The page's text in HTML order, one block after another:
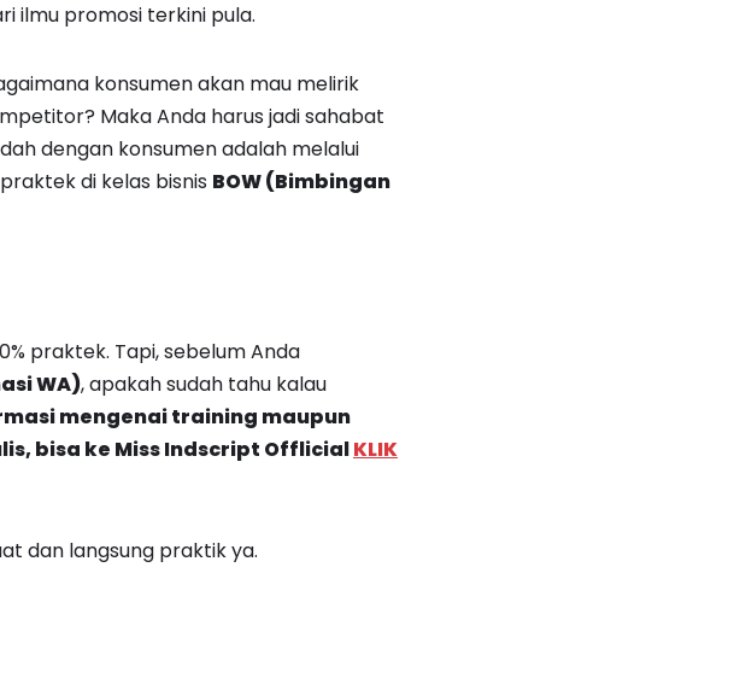
ilmu promosi terkini pula.
konsumen akan mau melirik
Maka Anda harus jadi sahabat
dengan konsumen adalah melalui
di kelas bisnis BOW (Bimbingan
praktek. Tapi, sebelum Anda
WA), apakah sudah tahu kalau
mengenai training maupun
bisa ke Miss Indscript OfflicialKLIK
dan langsung praktik ya.